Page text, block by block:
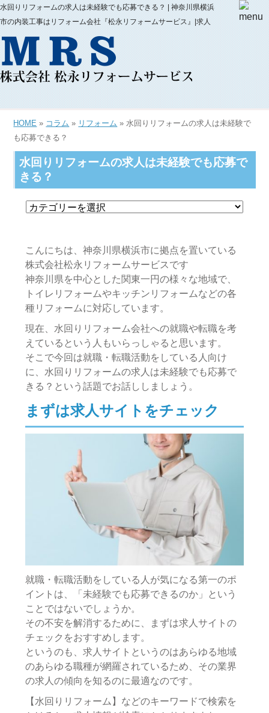
水回りリフォームの求人は未経験でも応募できる？ | 神奈川県横浜
市の内装工事はリフォーム会社『松永リフォームサービス』|求人
HOME » コラム » リフォーム » 水回りリフォームの求人は未経験で
も応募できる？
水回りリフォームの求人は未経験でも応募で
きる？
こんにちは、神奈川県横浜市に拠点を置いている
株式会社松永リフォームサービスです
神奈川県を中心とした関東一円の様々な地域で、
トイレリフォームやキッチンリフォームなどの各
種リフォームに対応しています。
現在、水回りリフォーム会社への就職や転職を考
えているという人もいらっしゃると思います。
そこで今回は就職・転職活動をしている人向け
に、水回りリフォームの求人は未経験でも応募で
きる？という話題でお話ししましょう。
まずは求人サイトをチェック
就職・転職活動をしている人が気になる第一のポ
イントは、「未経験でも応募できるのか」という
ことではないでしょうか。
その不安を解消するために、まずは求人サイトの
チェックをおすすめします。
というのも、求人サイトというのはあらゆる地域
のあらゆる職種が網羅されているため、その業界
の求人の傾向を知るのに最適なのです。
【水回りリフォーム】などのキーワードで検索を